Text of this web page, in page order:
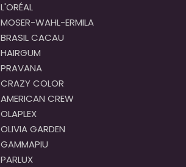
L'ORÉAL
MOSER-WAHL-ERMILA
BRASIL CACAU
HAIRGUM
PRAVANA
CRAZY COLOR
AMERICAN CREW
OLAPLEX
OLIVIA GARDEN
GAMMAPIU
PARLUX